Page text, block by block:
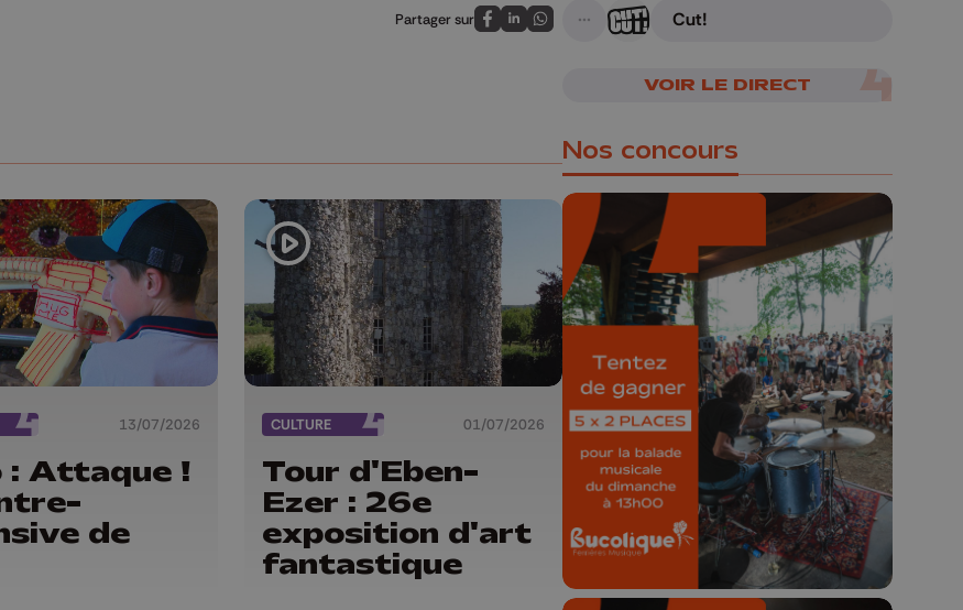
Partager sur
Partagez sur FaceBook
Partagez sur LinkedIn
Partagez sur Whatsapp
13/07/2026
: Attaque !
de
CULTURE 01/07/2026
Tour d'Eben-
Ezer : 26e
exposition d'art
fantastique
A suivre
Cut!
VOIR LE DIRECT
Nos concours
🎁 Gagnez 5x2
places pour le
Bucolique Ferrières
Festival 🌿🎶
Concours valable jusqu'au 9 août,
23h59.